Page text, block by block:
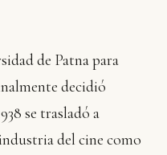
de Patna para
decidió
se trasladó a
del cine como